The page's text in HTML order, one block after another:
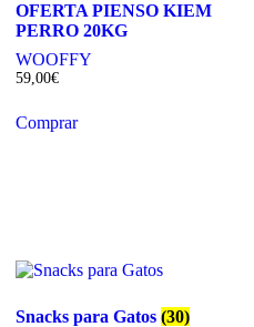
OFERTA PIENSO KIEM
PERRO 20KG
WOOFFY
59,00€
Comprar
Snacks para Gatos (30)